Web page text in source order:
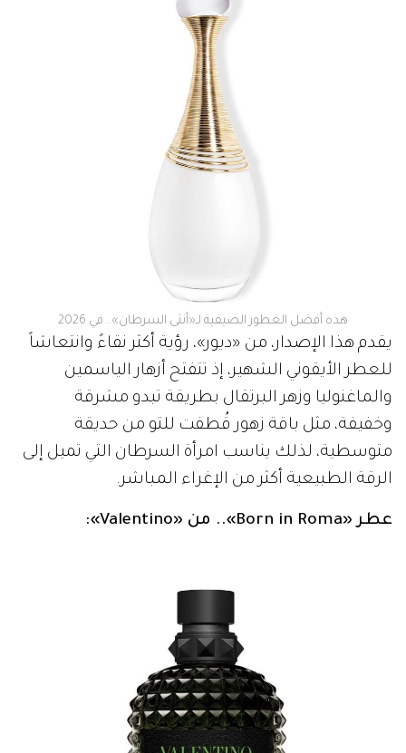
هذه أفضل العطور الصيفية لـ«أنثى السرطان».. في 2026
يقدم هذا الإصدار، من «ديور»، رؤية أكثر نقاءً وانتعاشاً
للعطر الأيقوني الشهير، إذ تتفتح أزهار الياسمين
والماغنوليا وزهر البرتقال بطريقة تبدو مشرقة
وخفيفة، مثل باقة زهور قُطفت للتو من حديقة
متوسطية، لذلك يناسب امرأة السرطان التي تميل إلى
الرقة الطبيعية أكثر من الإغراء المباشر.
عطر «Born in Roma».. من «Valentino»: